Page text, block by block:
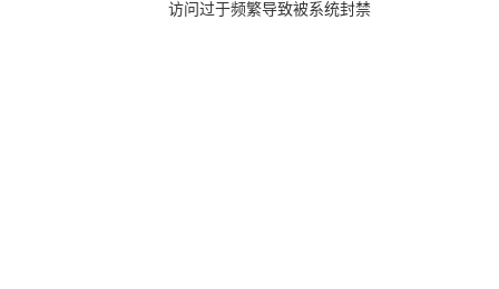
访问过于频繁导致被系统封禁